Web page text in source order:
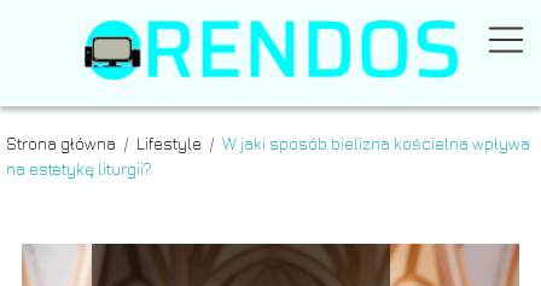
Strona główna / Lifestyle / W jaki sposób bielizna kościelna wpływa
na estetykę liturgii?